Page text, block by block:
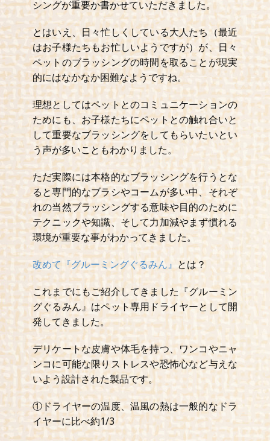
シングが重要か書かせていただきました。
とはいえ、日々忙しくしている大人たち（最近
はお子様たちもお忙しいようですが）が、日々
ペットのブラッシングの時間を取ることが現実
的にはなかなか困難なようですね。
理想としてはペットとのコミュニケーションの
ためにも、お子様たちにペットとの触れ合いと
して重要なブラッシングをしてもらいたいとい
う声が多いこともわかりました。
ただ実際には本格的なブラッシングを行うとな
ると専門的なブラシやコームが多い中、それぞ
れの当然ブラッシングする意味や目的のために
テクニックや知識、そして力加減やまず慣れる
環境が重要な事がわかってきました。
改めて『グルーミングぐるみん』 とは？
これまでにもご紹介してきました『グルーミン
グぐるみん』はペット専用ドライヤーとして開
発してきました。
デリケートな皮膚や体毛を持つ、ワンコやニャ
ンコに可能な限りストレスや恐怖心など与えな
いよう設計された製品です。
①ドライヤーの温度、温風の熱は一般的なドラ
イヤーに比べ約1/3